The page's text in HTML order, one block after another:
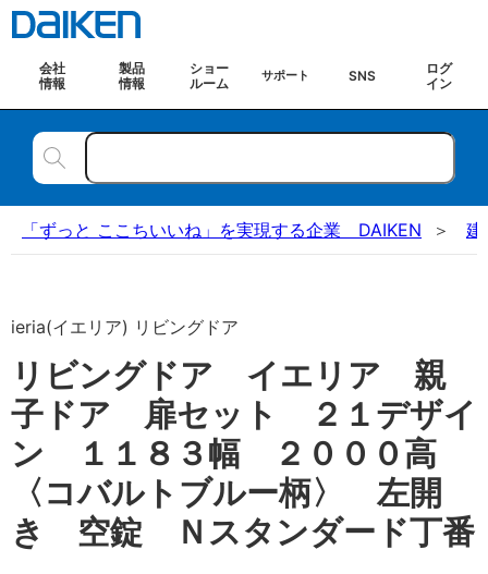
会社
情報
製品
情報
ショー
ルーム
サポート SNS
ログ
イン
「ずっと ここちいいね」を実現する企業 DAIKEN 建
ieria(イエリア) リビングドア
リビングドア イエリア 親
子ドア 扉セット ２１デザイ
ン １１８３幅 ２０００高
〈コバルトブルー柄〉 左開
き 空錠 Ｎスタンダード丁番